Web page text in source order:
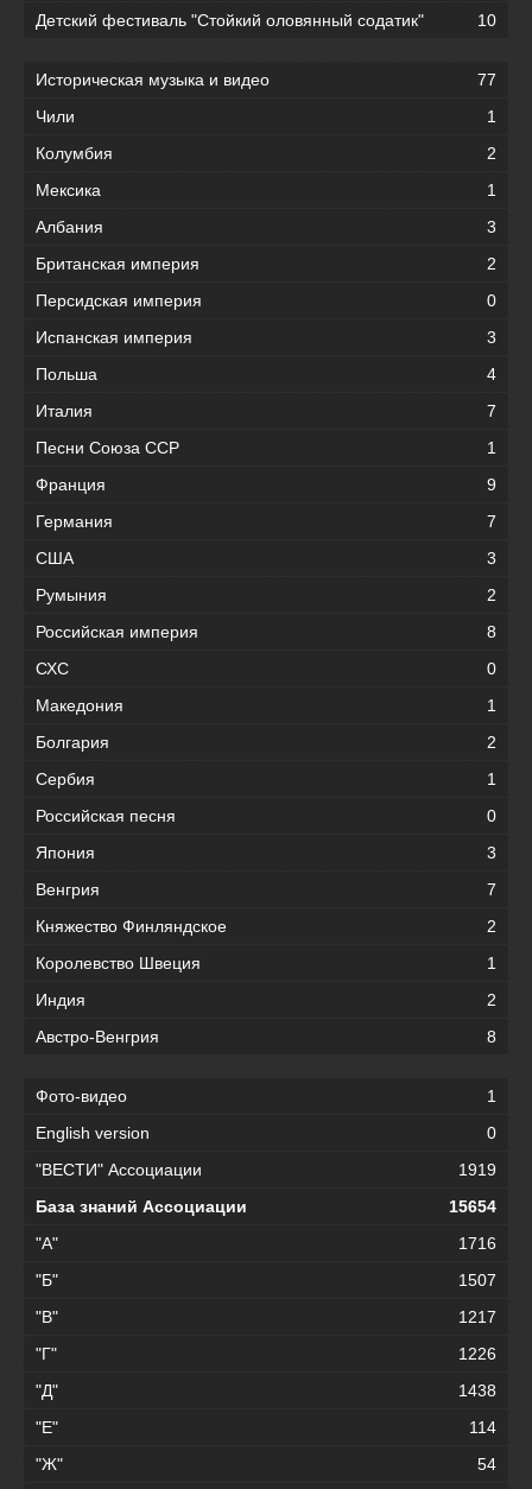
Детский фестиваль "Стойкий оловянный содатик" 10
Историческая музыка и видео
77
Чили
1
Колумбия
2
Мексика
1
Албания
3
Британская империя
2
Персидская империя
0
Испанская империя
3
Польша
4
Италия
7
Песни Союза ССР
1
Франция
9
Германия
7
США
3
Румыния
2
Российская империя
8
СХС
0
Македония
1
Болгария
2
Сербия
1
Российская песня
0
Япония
3
Венгрия
7
Княжество Финляндское
2
Королевство Швеция
1
Индия
2
Австро-Венгрия
8
Фото-видео
1
English version
0
"ВЕСТИ" Ассоциации
1919
База знаний Ассоциации
15654
"А"
1716
"Б"
1507
"В"
1217
"Г"
1226
"Д"
1438
"Е"
114
"Ж"
54